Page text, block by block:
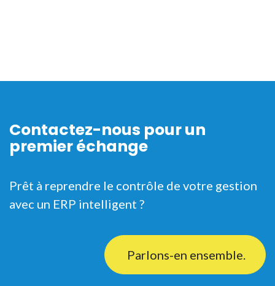
Contactez-nous pour un
premier échange
Prêt à reprendre le contrôle de votre gestion
avec un ERP intelligent ?
Parlons-en ensemble.